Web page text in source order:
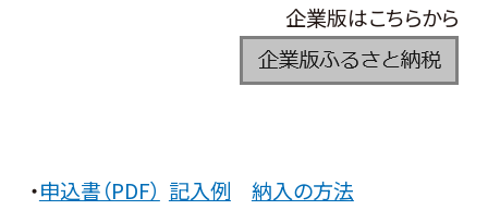
企業版はこちらから
・申込書（PDF） 記入例 納入の方法